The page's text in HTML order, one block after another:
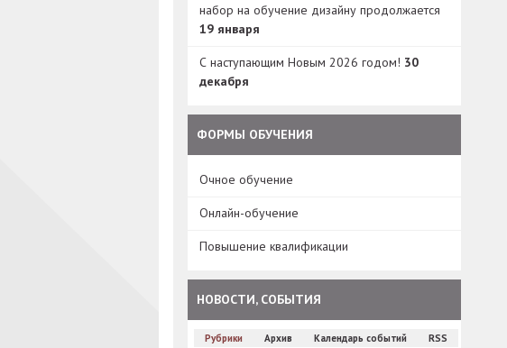
набор на обучение дизайну продолжается
19 января
С наступающим Новым 2026 годом! 30
декабря
ФОРМЫ ОБУЧЕНИЯ
Очное обучение
Онлайн-обучение
Повышение квалификации
НОВОСТИ, СОБЫТИЯ
Рубрики Архив Календарь событий RSS